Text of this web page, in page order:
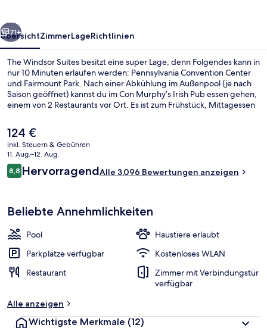
Weiter
71+
ÜbersichtZimmerLageRichtlinien
The Windsor Suites besitzt eine super Lage, denn Folgendes kann in
nur 10 Minuten erlaufen werden: Pennsylvania Convention Center
und Fairmount Park. Nach einer Abkühlung im Außenpool (je nach
Saison geöffnet) kannst du im Con Murphy’s Irish Pub essen gehen,
einem von 2 Restaurants vor Ort. Es ist zum Frühstück, Mittagessen
höchstens 15 Minuten entfernt: Rittenhouse Square und Reading
Terminal Market. Das hilfsbereite Personal und die Lage erhalten
tolle Bewertungen von anderen Reisenden. Die öffentlichen
Verkehrsmittel sind nur einen kurzen Fußmarsch entfernt: Zur
Vorort-Station sind es 3 Minuten und zur Straßenbahnhaltestelle
15th St. 6 Minuten.
Der
aktuelle
Preis
beträgt
124 €.
124 €
inkl. Steuern & Gebühren
11. Aug.–12. Aug.
Bewertungen
8,88,8 von 10.
HervorragendAlle 3.096 Bewertungen anzeigen
Beliebte Annehmlichkeiten
Pool
Haustiere erlaubt
Parkplätze verfügbar
Kostenloses WLAN
Restaurant
Zimmer mit Verbindungstür
verfügbar
Alle anzeigen
Wichtigste Merkmale (12)